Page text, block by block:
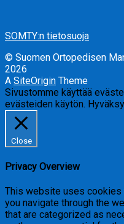
SOMTY:n tietosuoja
© Suomen Ortopedisen
2026
A SiteOrigin Theme
Sivustomme käyttää
evästeiden käytön.
Close
Privacy Overview
This website uses cookies
you navigate through the
that are categorized as